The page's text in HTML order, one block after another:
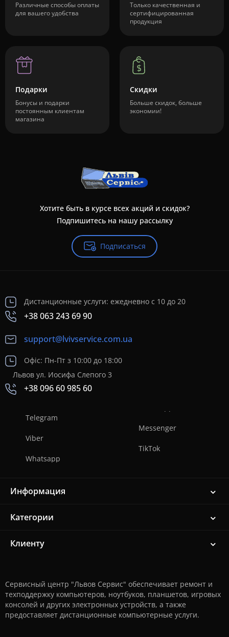
Различные способы оплаты
для вашего удобства
Только качественная и
сертифицированная
продукция
Подарки
Бонусы и подарки
постоянным клиентам
магазина
Скидки
Больше скидок, больше
экономии!
Хотите быть в курсе всех акций и скидок?
Подпишитесь на нашу рассылку
Подписаться
Дистанционные услуги: ежедневно с 10 до 20
+38 063 243 69 90
support@lvivservice.com.ua
Офіс: Пн-Пт з 10:00 до 18:00
Львов ул. Иосифа Слепого 3
+38 096 60 985 60
Telegram
Viber
Whatsapp
Messenger
TikTok
Информация
Категории
Клиенту
Сервисный центр "Львов Сервис" обеспечивает ремонт и
техподдержку компьютеров, ноутбуков, планшетов, игровых
консолей и других электронных устройств, а также
предоставляет дистанционные компьютерные услуги.